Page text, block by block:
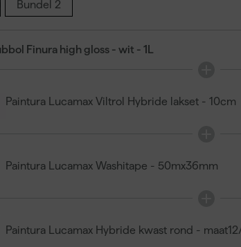
Bundel 2
Finura high gloss - wit - 1L
Paintura Lucamax Viltrol Hybride lakset - 10cm
Paintura Lucamax Washitape - 50mx36mm
Paintura Lucamax Hybride kwast rond -